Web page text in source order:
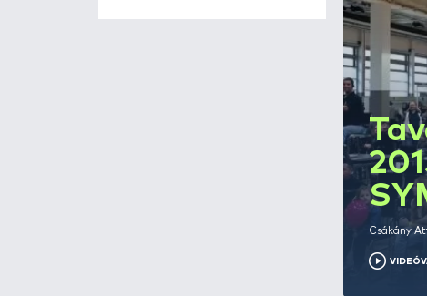
termékkatalógus, lapozz bele!